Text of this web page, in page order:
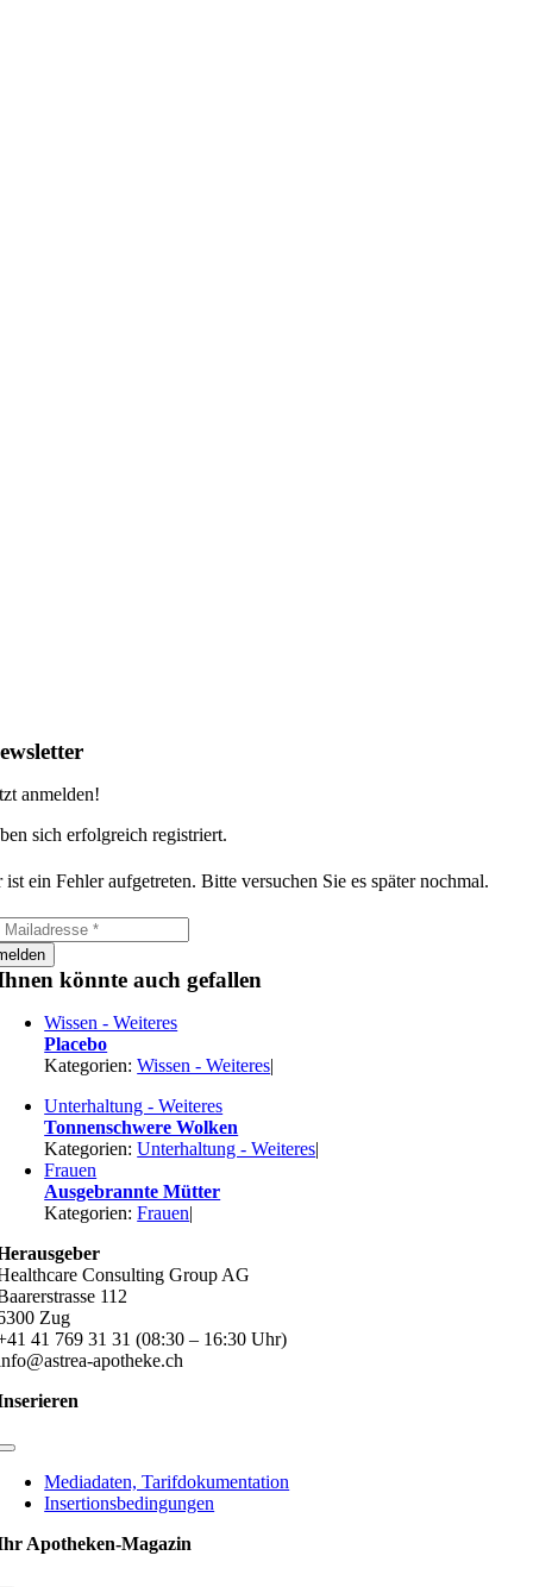
anmelden!
sich erfolgreich registriert.
ist ein Fehler aufgetreten. Bitte versuchen Sie es später nochmal.
könnte auch gefallen
Wissen - Weiteres
Placebo
Kategorien:Wissen - Weiteres|
Unterhaltung - Weiteres
Tonnenschwere Wolken
Kategorien:Unterhaltung - Weiteres|
Frauen
Ausgebrannte Mütter
Kategorien:Frauen|
Consulting Group AG
112
Zug
41 769 31 31 (08:30 – 16:30 Uhr)
apotheke.ch
Toggle
NavigationMediadaten, Tarifdokumentation
Insertionsbedingungen
Apotheken-Magazin